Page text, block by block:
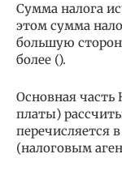
Сумма налога
этом сумма
большую
более ().
Основная часть
платы)
перечисляется
(налоговым